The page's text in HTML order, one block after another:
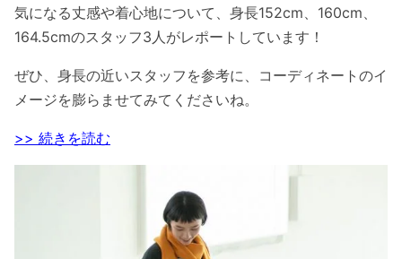
気になる丈感や着心地について、身長152cm、160cm、
164.5cmのスタッフ3人がレポートしています！
ぜひ、身長の近いスタッフを参考に、コーディネートのイ
メージを膨らませてみてくださいね。
>> 続きを読む